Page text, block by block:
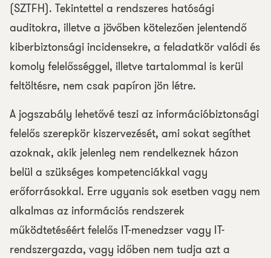
(SZTFH). Tekintettel a rendszeres hatósági
auditokra, illetve a jövőben kötelezően jelentendő
kiberbiztonsági incidensekre, a feladatkör valódi és
komoly felelősséggel, illetve tartalommal is kerül
feltöltésre, nem csak papíron jön létre.
A jogszabály lehetővé teszi az információbiztonsági
felelős szerepkör kiszervezését, ami sokat segíthet
azoknak, akik jelenleg nem rendelkeznek házon
belül a szükséges kompetenciákkal vagy
erőforrásokkal. Erre ugyanis sok esetben vagy nem
alkalmas az információs rendszerek
működtetéséért felelős IT-menedzser vagy IT-
rendszergazda, vagy időben nem tudja azt a